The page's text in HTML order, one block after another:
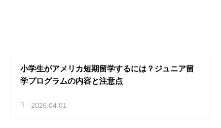
小学生がアメリカ短期留学するには？ジュニア留
学プログラムの内容と注意点
2026.04.01